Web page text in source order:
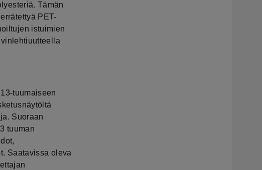
Tämän
PET-
istuimien
tuumaiseen
Suoraan
tuuman
Saatavissa oleva